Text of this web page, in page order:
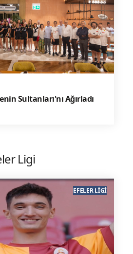
Sultanları'nı Ağırladı
Ligi
EFELER LIGI